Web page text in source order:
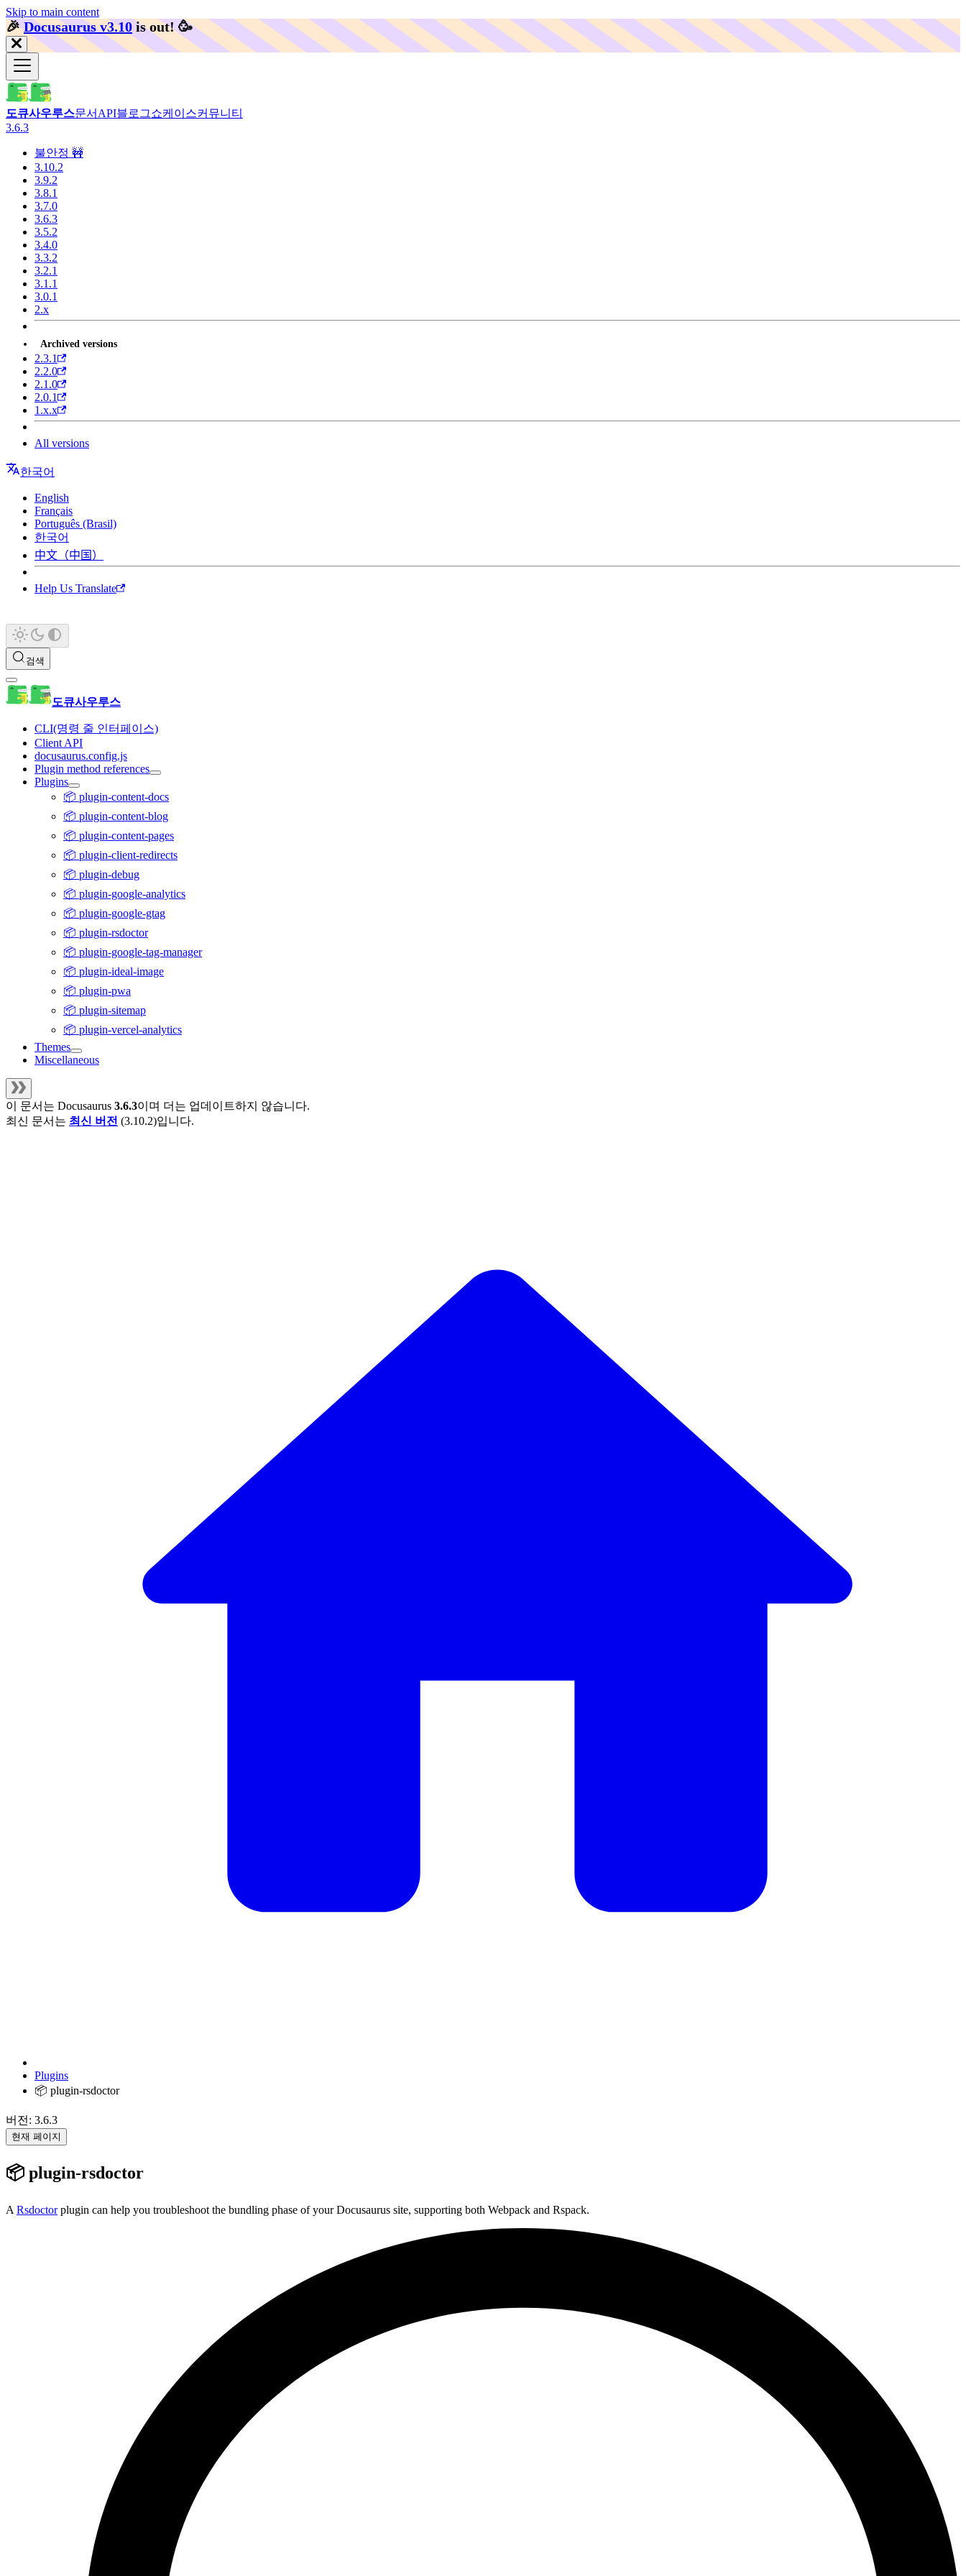
Skip to main content
🎉️Docusaurus v3.10 is out! 🥳️
도큐사우루스문서 API블로그쇼케이스커뮤니티
3.6.3
불안정 🚧
3.10.2
3.9.2
3.8.1
3.7.0
3.6.3
3.5.2
3.4.0
3.3.2
3.2.1
3.1.1
3.0.1
2.x
Archived versions
2.3.1
2.2.0
2.1.0
2.0.1
1.x.x
All versions
한국어
English
Français
Português (Brasil)
한국어
中文（中国）
Help Us Translate
검색
도큐사우루스
CLI(명령 줄 인터페이스)
Client API
docusaurus.config.js
Plugin method references
Plugins
📦 plugin-content-docs
📦 plugin-content-blog
📦 plugin-content-pages
📦 plugin-client-redirects
📦 plugin-debug
📦 plugin-google-analytics
📦 plugin-google-gtag
📦 plugin-rsdoctor
📦 plugin-google-tag-manager
📦 plugin-ideal-image
📦 plugin-pwa
📦 plugin-sitemap
📦 plugin-vercel-analytics
Themes
Miscellaneous
이 문서는 Docusaurus 3.6.3이며 더는 업데이트하지 않습니다.
최신 문서는 최신 버전 (3.10.2)입니다.
Plugins
📦 plugin-rsdoctor
버전: 3.6.3
현재 페이지
📦 plugin-rsdoctor
A Rsdoctorplugin can help you troubleshoot the bundling phase of your Docusaurus site, supporting both Webpack and Rspack.